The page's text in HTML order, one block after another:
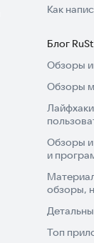
Как
Блог
Обзоры
Обзоры
Обзоры и
и
обзоры,
Топ